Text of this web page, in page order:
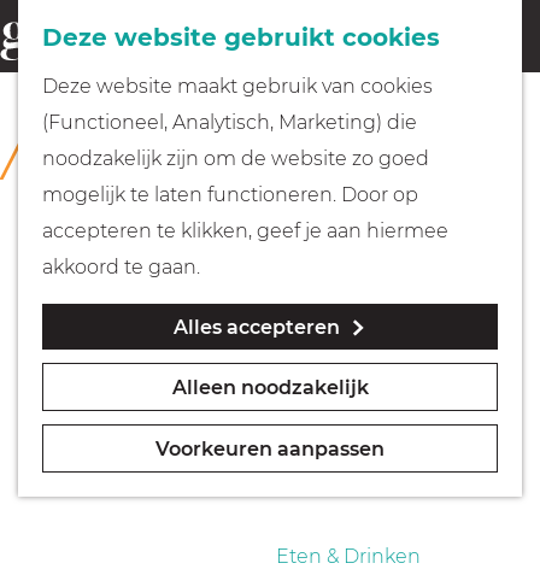
Deze website gebruikt cookies
Deze website maakt gebruik van cookies
(Functioneel, Analytisch, Marketing) die
noodzakelijk zijn om de website zo goed
mogelijk te laten functioneren. Door op
accepteren te klikken, geef je aan hiermee
akkoord te gaan.
Alles accepteren
Alleen noodzakelijk
Voorkeuren aanpassen
G
a
Fietsen
Wandelen
Geocachen
Naar het museum
Eten & Drinken
o
e
k
e
n
COLLECTIE
Museum Hilversum